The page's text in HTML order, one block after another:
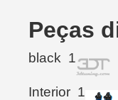
Peças
black 1
Interior 1